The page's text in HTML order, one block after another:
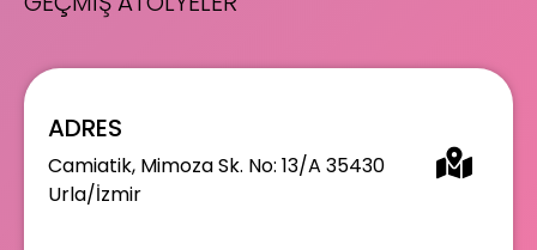
ADRES
Camiatik, Mimoza Sk. No: 13/A 35430
Urla/İzmir